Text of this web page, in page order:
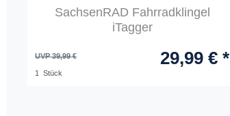
SachsenRAD Fahrradklingel
iTagger
UVP 39,99 € 29,99 € *
1 Stück